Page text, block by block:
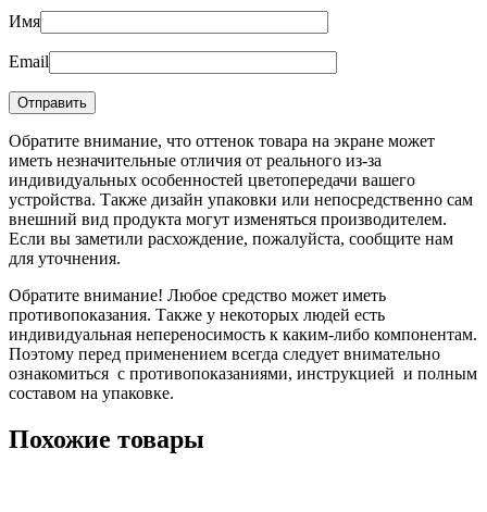
Имя
Email
Обратите внимание, что оттенок товара на экране может
иметь незначительные отличия от реального из-за
индивидуальных особенностей цветопередачи вашего
устройства. Также дизайн упаковки или непосредственно сам
внешний вид продукта могут изменяться производителем.
Если вы заметили расхождение, пожалуйста, сообщите нам
для уточнения.
Обратите внимание! Любое средство может иметь
противопоказания. Также у некоторых людей есть
индивидуальная непереносимость к каким-либо компонентам.
Поэтому перед применением всегда следует внимательно
ознакомиться с противопоказаниями, инструкцией и полным
составом на упаковке.
Похожие товары